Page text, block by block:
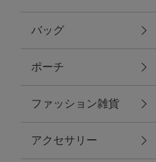
グリーン
バス＆ビューティー
バス＆ビューティー
タオル
バッグ
ポーチ
ファッション雑貨
アクセサリー